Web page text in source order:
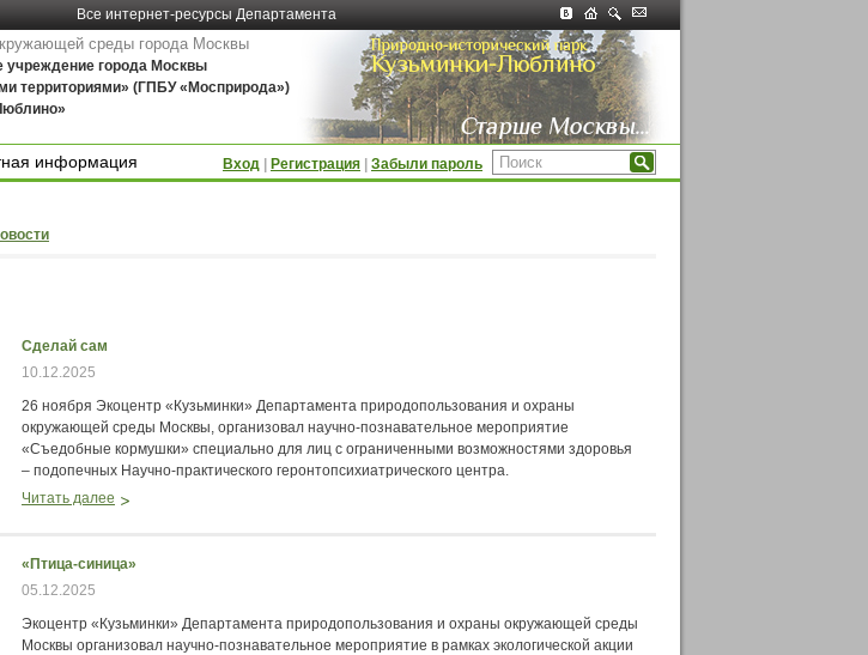
Все интернет-ресурсы Департамента
среды города Москвы
учреждение города Москвы
территориями» (ГПБУ «Мосприрода»)
информация
Вход Регистрация Забыли пароль
Сделай сам
10.12.2025
26 ноября Экоцентр «Кузьминки» Департамента природопользования и охраны
окружающей среды Москвы, организовал научно-познавательное мероприятие
«Съедобные кормушки» специально для лиц с ограниченными возможностями здоровья
– подопечных Научно-практического геронтопсихиатрического центра.
Читать далее
«Птица-синица»
05.12.2025
Экоцентр «Кузьминки» Департамента природопользования и охраны окружающей среды
Москвы организовал научно-познавательное мероприятие в рамках экологической акции